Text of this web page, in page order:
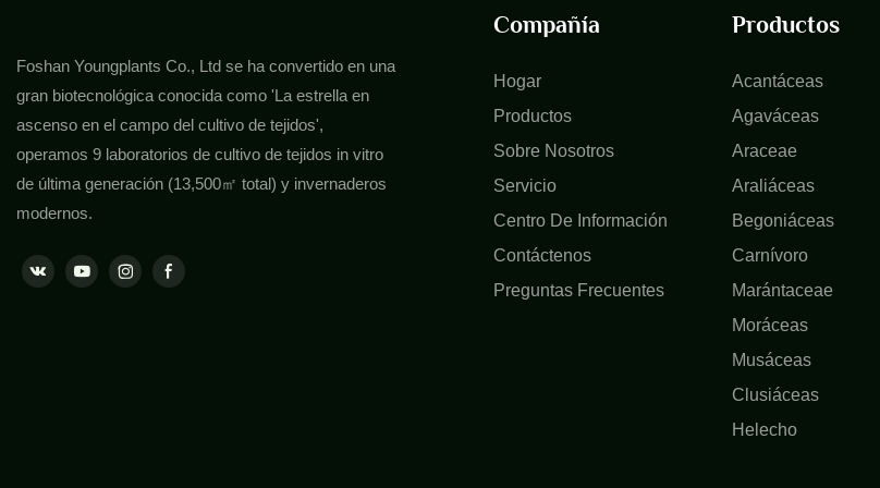
Foshan Youngplants Co., Ltd se ha convertido en una
gran biotecnológica conocida como 'La estrella en
ascenso en el campo del cultivo de tejidos',
operamos 9 laboratorios de cultivo de tejidos in vitro
de última generación (13,500㎡ total) y invernaderos
modernos.
Compañía
Hogar
Productos
Sobre Nosotros
Servicio
Centro De Información
Contáctenos
Preguntas Frecuentes
Productos
Acantáceas
Agaváceas
Araceae
Araliáceas
Begoniáceas
Carnívoro
Marántaceae
Moráceas
Musáceas
Clusiáceas
Helecho